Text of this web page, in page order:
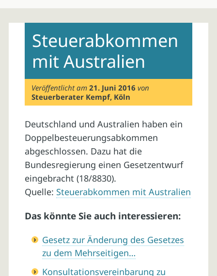
contentSteuerabkommen
mit Australien
Veröffentlicht am21. Juni 2016 von
Steuerberater Kempf, Köln
Deutschland und Australien haben ein
Doppelbesteuerungsabkommen
abgeschlossen. Dazu hat die
Bundesregierung einen Gesetzentwurf
eingebracht (18/8830).
Quelle: Steuerabkommen mit Australien
Das könnte Sie auch interessieren:
Gesetz zur Änderung des Gesetzes
zu dem Mehrseitigen…
Konsultationsvereinbarung zu